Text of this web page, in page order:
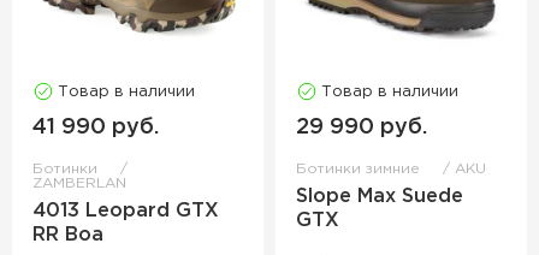
Товар в наличии
41 990 руб.
Ботинки
ZAMBERLAN
4013 Leopard GTX
RR Boa
Товар в наличии
29 990 руб.
Ботинки зимние AKU
Slope Max Suede
GTX